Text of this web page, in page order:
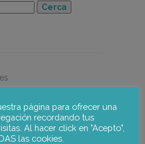
Cerca
social
página para ofrecer una
recordando tus
Al hacer click en "Acepto",
las cookies.